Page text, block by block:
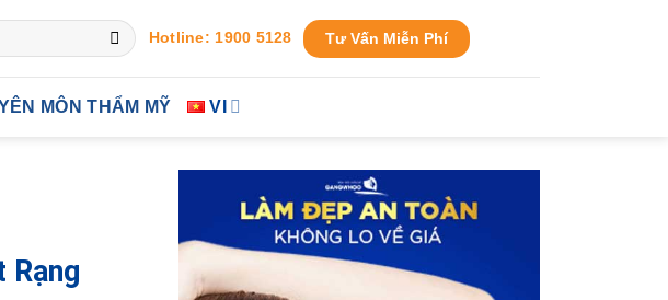
Hotline: 1900 5128 Tư Vấn Miễn Phí
MÔN THẨM MỸ VI
Rạng